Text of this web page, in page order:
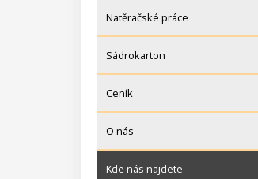
Natěračské práce
Sádrokarton
Ceník
O nás
Kde nás najdete